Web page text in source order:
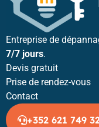
Entreprise de
7/7 jours.
Devis gratuit
Prise de rendez-vous
Contact
+352 621 749